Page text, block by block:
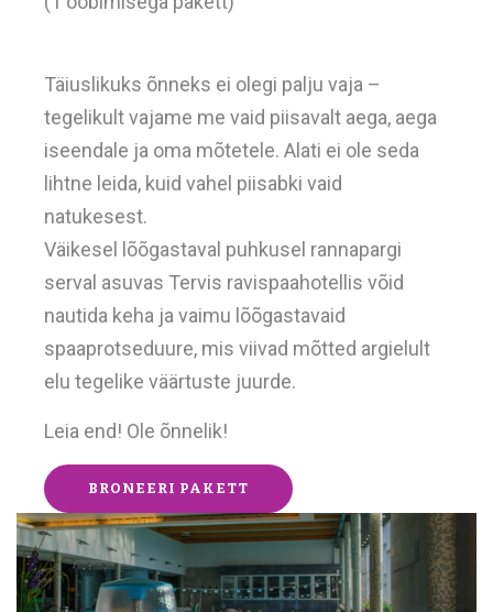
Täiuslikuks õnneks ei olegi palju vaja –
tegelikult vajame me vaid piisavalt aega, aega
iseendale ja oma mõtetele. Alati ei ole seda
lihtne leida, kuid vahel piisabki vaid
natukesest.
Väikesel lõõgastaval puhkusel rannapargi
serval asuvas Tervis ravispaahotellis võid
nautida keha ja vaimu lõõgastavaid
spaaprotseduure, mis viivad mõtted argielult
elu tegelike väärtuste juurde.
Leia end! Ole õnnelik!
BRONEERI PAKETT